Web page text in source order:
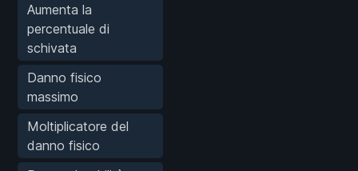
Aumenta la
percentuale di
schivata
Danno fisico
massimo
Moltiplicatore del
danno fisico